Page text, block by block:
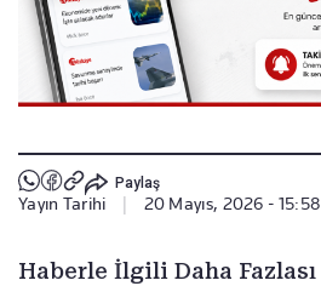
Paylaş
Yayın Tarihi 20 Mayıs, 2026 - 15:58
Haberle İlgili Daha Fazlası